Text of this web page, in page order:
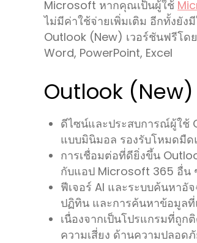
Microsoft หากคุณเป็นผู้ใช้
ไม่มีค่าใช้จ่ายเพิ่มเติม อีกทั้งยัง
Outlook (New) เวอร์ชันฟรีโ
Word, PowerPoint, Excel
Outlook
ดีไซน์และประสบการณ์ผู้ใช้
แบบมินิมอล รองรับโหมดมื
การเชื่อมต่อที่ดียิ่งขึ้น
กับแอป Microsoft 365 อื่น
ฟีเจอร์ AI และระบบค้นหาอั
ปฏิทิน และการค้นหาข้อมูลที่
เนื่องจากเป็นโปรแกรมที่ถูก
ความเสี่ยง ด้านความปลอด